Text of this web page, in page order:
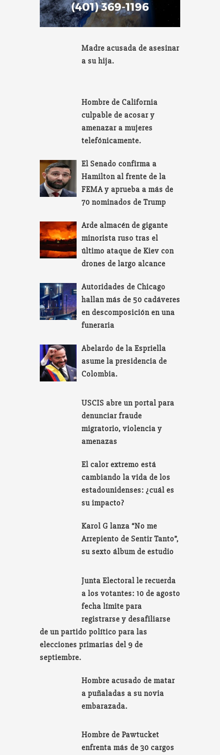
Madre acusada de asesinar
a su hija.
Hombre de California
culpable de acosar y
amenazar a mujeres
telefónicamente.
El Senado confirma a
Hamilton al frente de la
FEMA y aprueba a más de
70 nominados de Trump
Arde almacén de gigante
minorista ruso tras el
último ataque de Kiev con
drones de largo alcance
Autoridades de Chicago
hallan más de 50 cadáveres
en descomposición en una
funeraria
Abelardo de la Espriella
asume la presidencia de
Colombia.
USCIS abre un portal para
denunciar fraude
migratorio, violencia y
amenazas
El calor extremo está
cambiando la vida de los
estadounidenses: ¿cuál es
su impacto?
Karol G lanza “No me
Arrepiento de Sentir Tanto”,
su sexto álbum de estudio
Junta Electoral le recuerda
a los votantes: 10 de agosto
fecha límite para
registrarse y desafiliarse
de un partido político para las
elecciones primarias del 9 de
septiembre.
Hombre acusado de matar
a puñaladas a su novia
embarazada.
Hombre de Pawtucket
enfrenta más de 30 cargos